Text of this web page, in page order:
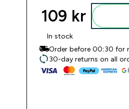
109 kr‎
In stock
Order before 00:30 for
30-day returns on all